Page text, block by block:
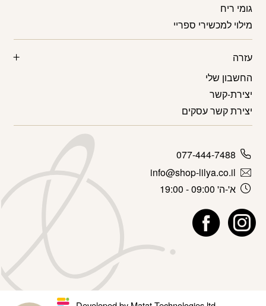
גומי ריח
מילוי למכשירי ספריי
עזרה
החשבון שלי
יצירת-קשר
יצירת קשר עסקים
077-444-7488
info@shop-lilya.co.il
א'-ה' 09:00 - 19:00